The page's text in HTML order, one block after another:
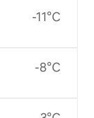
-11°C
-8°C